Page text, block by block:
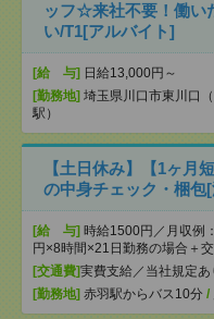
ッフ☆来社不要！働い
い/T1[アルバイト]
[給 与] 日給13,000円～
[勤務地] 埼玉県川口市東川口
駅）
【土日休み】【1ヶ月
の中身チェック・梱包
[給 与] 時給1500円／月収例
円×8時間×21日勤務の場合＋
[交通費]実費支給／当社規定あ
[勤務地] 赤羽駅からバス10分 /